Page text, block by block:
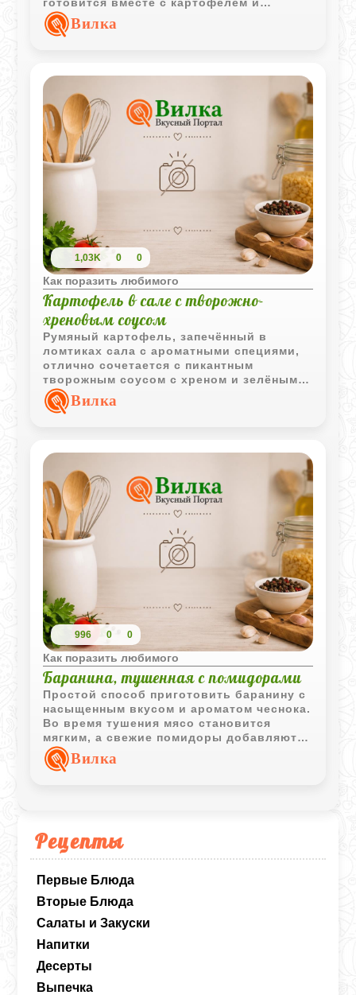
Рецепты
Первые Блюда
Вторые Блюда
Салаты и Закуски
Напитки
Десерты
Выпечка
лимоном, приобретая приятные пряные и
слегка кисловатые оттенки.
Вилка
1,03K 0 0
Как поразить любимого
Картофель в сале с творожно-
хреновым соусом
Румяный картофель, запечённый в
ломтиках сала с ароматными специями,
отлично сочетается с пикантным
творожным соусом с хреном и зелёным
луком. Простое блюдо с выразительным
вкусом и аппетитной подачей.
Вилка
996 0 0
Как поразить любимого
Баранина, тушенная с помидорами
Простой способ приготовить баранину с
насыщенным вкусом и ароматом чеснока.
Во время тушения мясо становится
мягким, а свежие помидоры добавляют
блюду сочность и легкую кислинку.
Вилка